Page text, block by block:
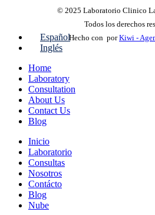
© 2025 Laboratorio Clinico
Todos los derechos
Hecho con porKiwi -
Español
Inglés
Home
Laboratory
Consultation
About Us
Contact Us
Blog
Inicio
Laboratorio
Consultas
Nosotros
Contácto
Blog
Nube